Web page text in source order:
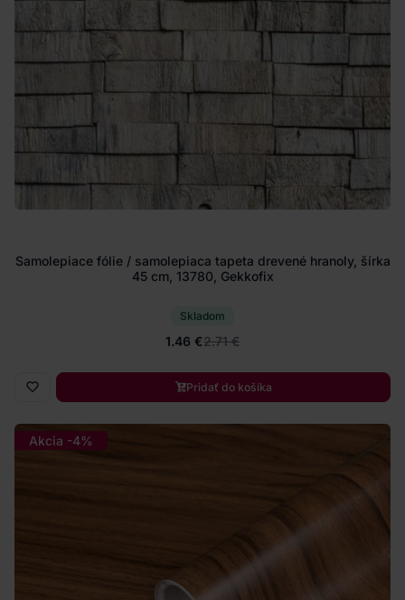
Samolepiace fólie / samolepiaca tapeta drevené hranoly, šírka
45 cm, 13780, Gekkofix
Skladom
1.46 €2.71 €
Pridať do košíka
Akcia -4%